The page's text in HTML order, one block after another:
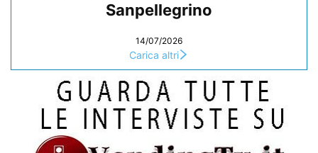
Sanpellegrino
14/07/2026
Carica altri